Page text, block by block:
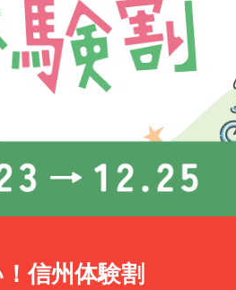
信州体験割